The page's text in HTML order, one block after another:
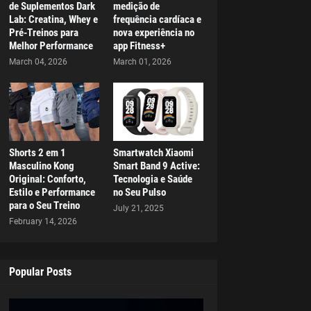
de Suplementos Dark
Lab: Creatina, Whey e
Pré-Treinos para
Melhor Performance
March 04, 2026
medição de
frequência cardíaca e
nova experiência no
app Fitness+
March 01, 2026
Shorts 2 em 1
Masculino Kong
Original: Conforto,
Estilo e Performance
para o Seu Treino
February 14, 2026
Smartwatch Xiaomi
Smart Band 9 Active:
Tecnologia e Saúde
no Seu Pulso
July 21, 2025
Popular Posts